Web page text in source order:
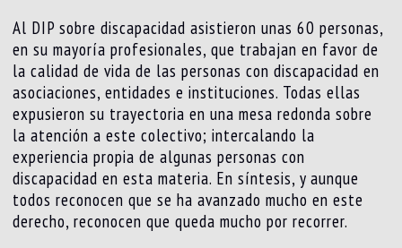
Al DIP sobre discapacidad asistieron unas 60 personas,
en su mayoría profesionales, que trabajan en favor de
la calidad de vida de las personas con discapacidad en
asociaciones, entidades e instituciones. Todas ellas
expusieron su trayectoria en una mesa redonda sobre
la atención a este colectivo; intercalando la
experiencia propia de algunas personas con
discapacidad en esta materia. En síntesis, y aunque
todos reconocen que se ha avanzado mucho en este
derecho, reconocen que queda mucho por recorrer.